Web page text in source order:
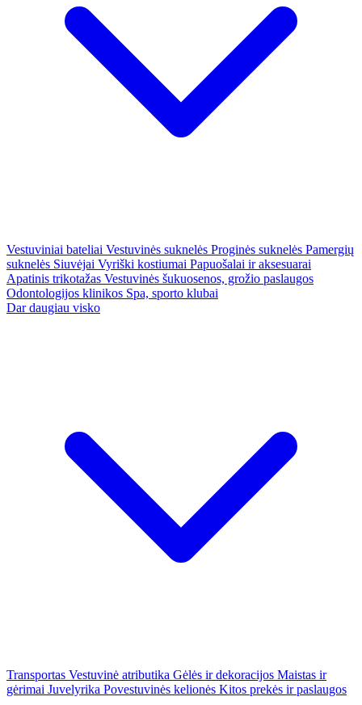
Vestuviniai bateliai Vestuvinės suknelės Proginės suknelės Pamergių
suknelės Siuvėjai Vyriški kostiumai Papuošalai ir aksesuarai
Apatinis trikotažas Vestuvinės šukuosenos, grožio paslaugos
Odontologijos klinikos Spa, sporto klubai
Dar daugiau visko
Transportas Vestuvinė atributika Gėlės ir dekoracijos Maistas ir
gėrimai Juvelyrika Povestuvinės kelionės Kitos prekės ir paslaugos